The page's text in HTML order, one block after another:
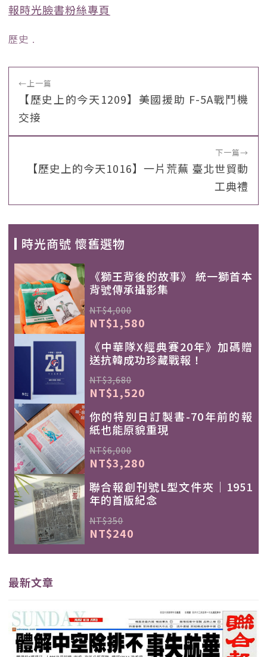
報時光臉書粉絲專頁
歷史 ﹒
←上一篇
【歷史上的今天1209】美國援助 F-5A戰鬥機
交接
下一篇→
【歷史上的今天1016】一片荒蕪 臺北世貿動
工典禮
時光商號 懷舊選物
《獅王背後的故事》 統一獅首本
背號傳承攝影集
NT$4,000
NT$1,580
《中華隊X經典賽20年》加碼贈
送抗韓成功珍藏戰報！
NT$3,680
NT$1,520
你的特別日訂製書-70年前的報
紙也能原貌重現
NT$6,000
NT$3,280
聯合報創刊號L型文件夾｜1951
年的首版紀念
NT$350
NT$240
最新文章